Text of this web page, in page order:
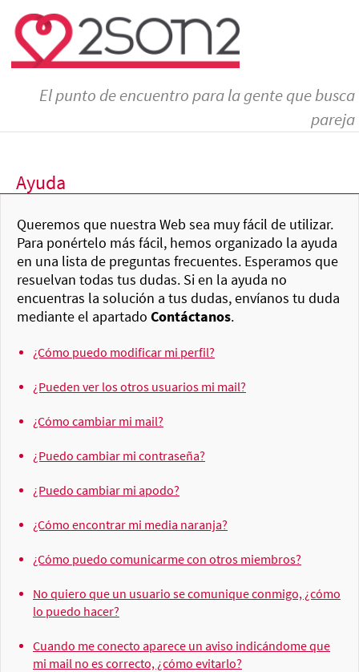
El punto de encuentro para la gente que busca
pareja
Ayuda
Queremos que nuestra Web sea muy fácil de utilizar.
Para ponértelo más fácil, hemos organizado la ayuda
en una lista de preguntas frecuentes. Esperamos que
resuelvan todas tus dudas. Si en la ayuda no
encuentras la solución a tus dudas, envíanos tu duda
mediante el apartado Contáctanos.
¿Cómo puedo modificar mi perfil?
¿Pueden ver los otros usuarios mi mail?
¿Cómo cambiar mi mail?
¿Puedo cambiar mi contraseña?
¿Puedo cambiar mi apodo?
¿Cómo encontrar mi media naranja?
¿Cómo puedo comunicarme con otros miembros?
No quiero que un usuario se comunique conmigo, ¿cómo
lo puedo hacer?
Cuando me conecto aparece un aviso indicándome que
mi mail no es correcto, ¿cómo evitarlo?